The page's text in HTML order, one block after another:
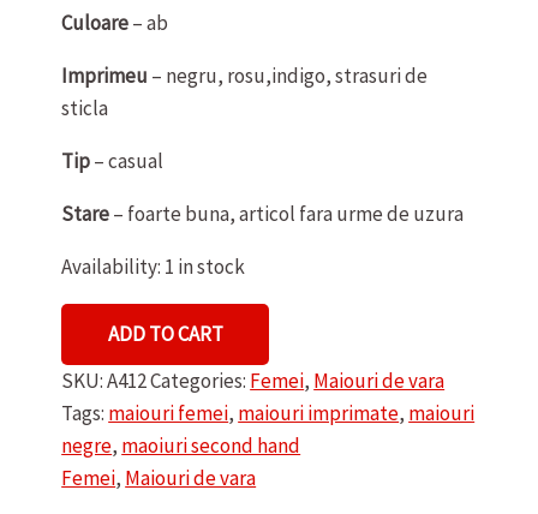
Culoare– ab
Imprimeu – negru, rosu,indigo, strasuri de
sticla
Tip– casual
Stare– foarte buna, articol fara urme de uzura
Availability: 1 in stock
DAMA
SISTERHOOD
quantity
ADD TO CART
SKU:A412Categories: Femei, Maiouri de vara
Tags: maiouri femei, maiouri imprimate, maiouri
negre, maoiuri second hand
Femei, Maiouri de vara